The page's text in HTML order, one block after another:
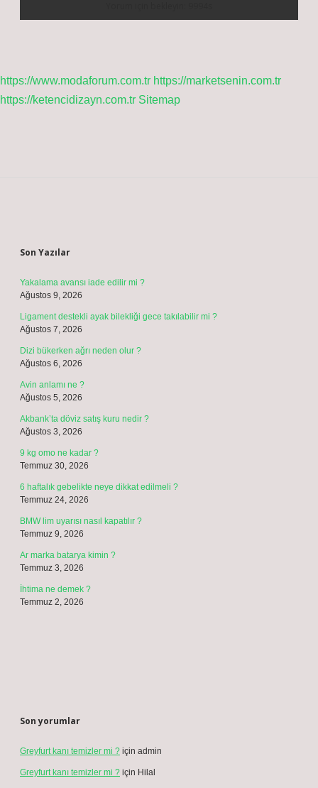
https://www.modaforum.com.tr https://marketsenin.com.tr
https://ketencidizayn.com.tr Sitemap
Son Yazılar
Yakalama avansı iade edilir mi ?
Ağustos 9, 2026
Ligament destekli ayak bilekliği gece takılabilir mi ?
Ağustos 7, 2026
Dizi bükerken ağrı neden olur ?
Ağustos 6, 2026
Avin anlamı ne ?
Ağustos 5, 2026
Akbank’ta döviz satış kuru nedir ?
Ağustos 3, 2026
9 kg omo ne kadar ?
Temmuz 30, 2026
6 haftalık gebelikte neye dikkat edilmeli ?
Temmuz 24, 2026
BMW lim uyarısı nasıl kapatılır ?
Temmuz 9, 2026
Ar marka batarya kimin ?
Temmuz 3, 2026
İhtima ne demek ?
Temmuz 2, 2026
Son yorumlar
Greyfurt kanı temizler mi ? için admin
Greyfurt kanı temizler mi ? için Hilal